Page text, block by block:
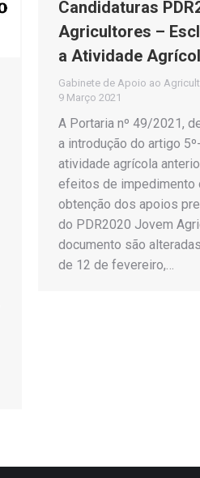
Candidaturas
Agricultores –
a Atividade
Gabinete de Apoio ao
9 Março 2021
A Portaria nº 49/2021,
a introdução do artigo
atividade agrícola
efeitos de impedimento
obtenção dos apoios
do PDR2020 Jovem
documento são
de 12 de fevereiro,…